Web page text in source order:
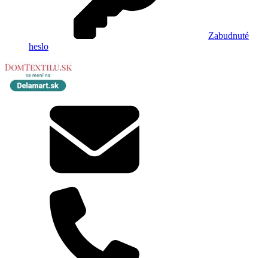
Zabudnuté
heslo